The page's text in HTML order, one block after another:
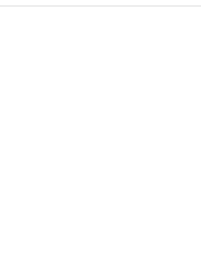
6 mm - 1.25 x 10 m
le prix.